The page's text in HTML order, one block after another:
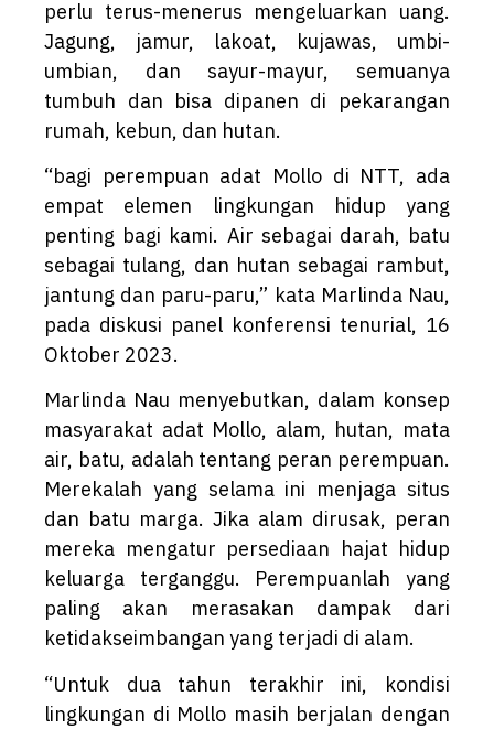
perlu terus-menerus mengeluarkan uang.
Jagung, jamur, lakoat, kujawas, umbi-
umbian, dan sayur-mayur, semuanya
tumbuh dan bisa dipanen di pekarangan
rumah, kebun, dan hutan.
“bagi perempuan adat Mollo di NTT, ada
empat elemen lingkungan hidup yang
penting bagi kami. Air sebagai darah, batu
sebagai tulang, dan hutan sebagai rambut,
jantung dan paru-paru,” kata Marlinda Nau,
pada diskusi panel konferensi tenurial, 16
Oktober 2023.
Marlinda Nau menyebutkan, dalam konsep
masyarakat adat Mollo, alam, hutan, mata
air, batu, adalah tentang peran perempuan.
Merekalah yang selama ini menjaga situs
dan batu marga. Jika alam dirusak, peran
mereka mengatur persediaan hajat hidup
keluarga terganggu. Perempuanlah yang
paling akan merasakan dampak dari
ketidakseimbangan yang terjadi di alam.
“Untuk dua tahun terakhir ini, kondisi
lingkungan di Mollo masih berjalan dengan